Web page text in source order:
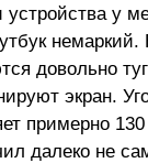
устройства у
немаркий.
довольно
экран.
примерно 130
далеко не